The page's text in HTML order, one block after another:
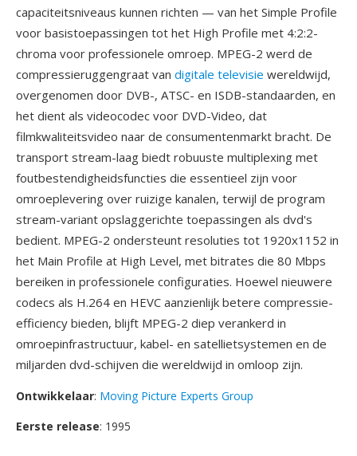
capaciteitsniveaus kunnen richten — van het Simple Profile
voor basistoepassingen tot het High Profile met 4:2:2-
chroma voor professionele omroep. MPEG-2 werd de
compressieruggengraat van digitale televisie wereldwijd,
overgenomen door DVB-, ATSC- en ISDB-standaarden, en
het dient als videocodec voor DVD-Video, dat
filmkwaliteitsvideo naar de consumentenmarkt bracht. De
transport stream-laag biedt robuuste multiplexing met
foutbestendigheidsfuncties die essentieel zijn voor
omroeplevering over ruizige kanalen, terwijl de program
stream-variant opslaggerichte toepassingen als dvd's
bedient. MPEG-2 ondersteunt resoluties tot 1920x1152 in
het Main Profile at High Level, met bitrates die 80 Mbps
bereiken in professionele configuraties. Hoewel nieuwere
codecs als H.264 en HEVC aanzienlijk betere compressie-
efficiency bieden, blijft MPEG-2 diep verankerd in
omroepinfrastructuur, kabel- en satellietsystemen en de
miljarden dvd-schijven die wereldwijd in omloop zijn.
Ontwikkelaar: Moving Picture Experts Group
Eerste release: 1995